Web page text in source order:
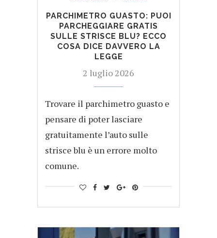
PARCHIMETRO GUASTO: PUOI
PARCHEGGIARE GRATIS
SULLE STRISCE BLU? ECCO
COSA DICE DAVVERO LA
LEGGE
2 luglio 2026
Trovare il parchimetro guasto e
pensare di poter lasciare
gratuitamente l’auto sulle
strisce blu è un errore molto
comune.